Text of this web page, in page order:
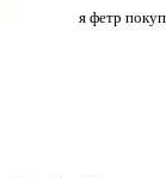
я фетр